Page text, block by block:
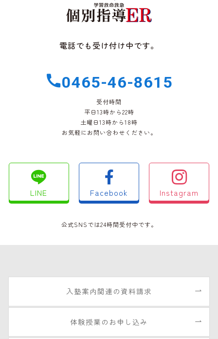
電話でも受け付け中です。
0465-46-8615
受付時間
平日13時から22時
土曜日13時から18時
お気軽にお問い合わせください。
LINE Facebook Instagram
公式SNSでは24時間受付中です。
入塾案内関連の資料請求
体験授業のお申し込み